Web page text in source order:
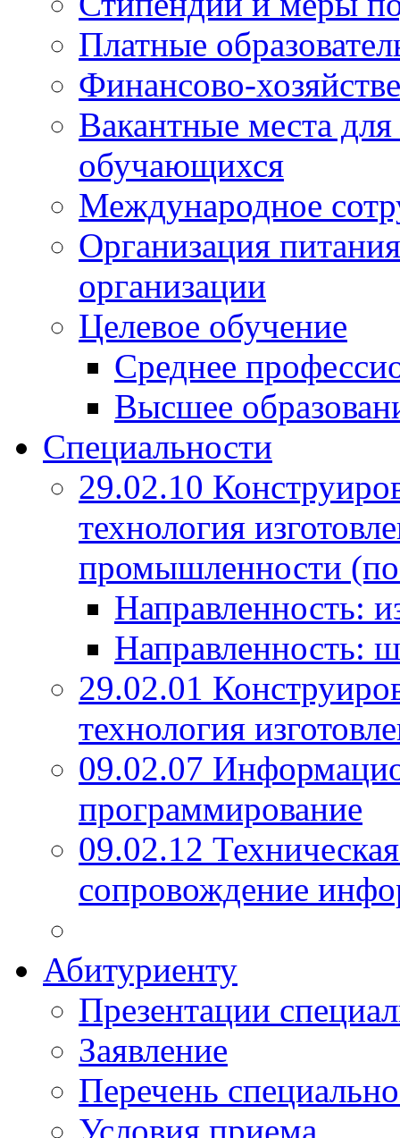
Платные
Финансово-
Вакантные места
обучающихся
Международное
Организация
организации
Целевое обучение
Среднее
Высшее
Специальности
29.02.10
технология
промышленности
Направленность:
Направленность:
29.02.01
технология
09.02.07
программирование
09.02.12
сопровождение
Абитуриенту
Презентации
Заявление
Перечень